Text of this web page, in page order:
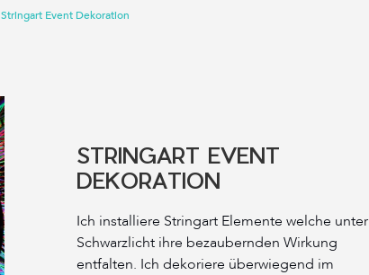
Stringart Event Dekoration
STRINGART EVENT
DEKORATION
Ich installiere Stringart Elemente welche unter
Schwarzlicht ihre bezaubernden Wirkung
entfalten. Ich dekoriere überwiegend im